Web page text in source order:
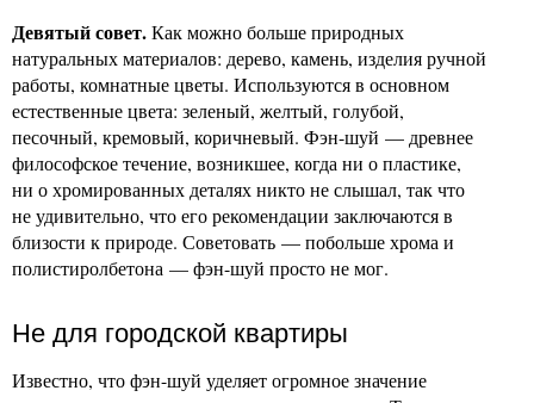
Девятый совет.Как можно больше природных
натуральных материалов: дерево, камень, изделия ручной
работы, комнатные цветы. Используются в основном
естественные цвета: зеленый, желтый, голубой,
песочный, кремовый, коричневый. Фэн-шуй — древнее
философское течение, возникшее, когда ни о пластике,
ни о хромированных деталях никто не слышал, так что
не удивительно, что его рекомендации заключаются в
близости к природе. Советовать — побольше хрома и
полистиролбетона — фэн-шуй просто не мог.
Не для городской квартиры
Известно, что фэн-шуй уделяет огромное значение